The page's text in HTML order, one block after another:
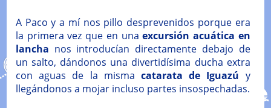
A Paco y a mí nos pillo desprevenidos porque era
la primera vez que en unaexcursión acuática en
lancha nos introducían directamente debajo de
un salto, dándonos una divertidísima ducha extra
con aguas de la mismacatarata de Iguazú y
llegándonos a mojar incluso partes insospechadas.